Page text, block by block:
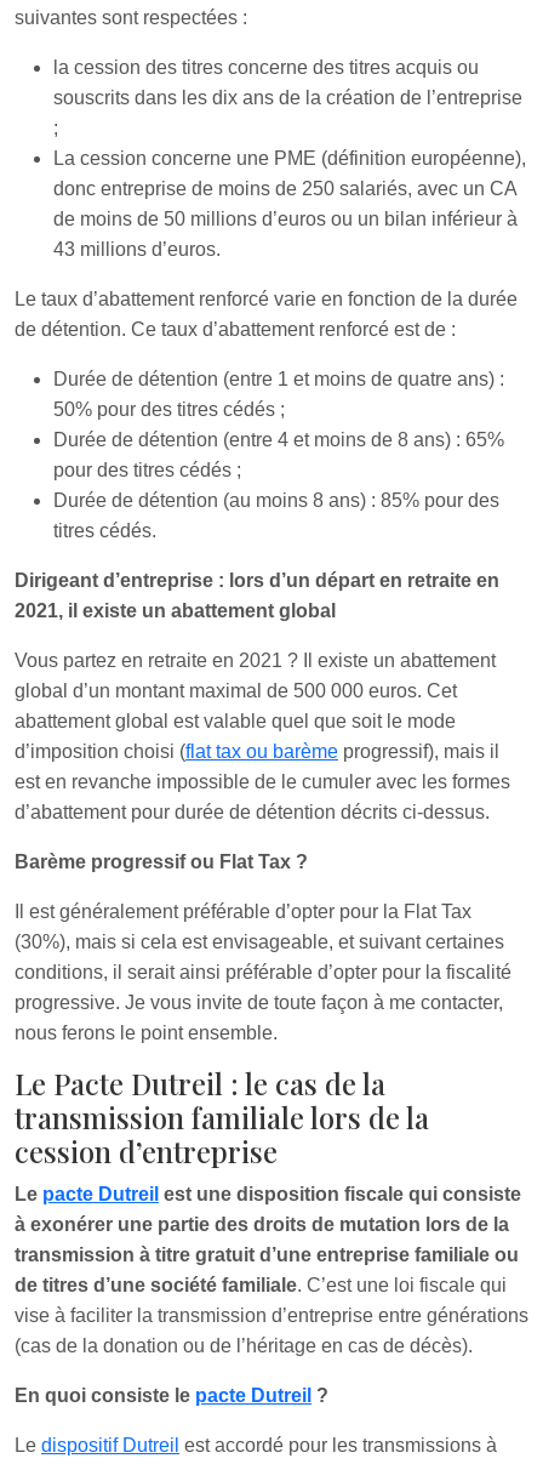
suivantes sont respectées :
la cession des titres concerne des titres acquis ou
souscrits dans les dix ans de la création de l’entreprise
;
La cession concerne une PME (définition européenne),
donc entreprise de moins de 250 salariés, avec un CA
de moins de 50 millions d’euros ou un bilan inférieur à
43 millions d’euros.
Le taux d’abattement renforcé varie en fonction de la durée
de détention. Ce taux d’abattement renforcé est de :
Durée de détention (entre 1 et moins de quatre ans) :
50% pour des titres cédés ;
Durée de détention (entre 4 et moins de 8 ans) : 65%
pour des titres cédés ;
Durée de détention (au moins 8 ans) : 85% pour des
titres cédés.
Dirigeant d’entreprise : lors d’un départ en retraite en
2021, il existe un abattement global
Vous partez en retraite en 2021 ? Il existe un abattement
global d’un montant maximal de 500 000 euros. Cet
abattement global est valable quel que soit le mode
d’imposition choisi (flat tax ou barème progressif), mais il
est en revanche impossible de le cumuler avec les formes
d’abattement pour durée de détention décrits ci-dessus.
Barème progressif ou Flat Tax ?
Il est généralement préférable d’opter pour la Flat Tax
(30%), mais si cela est envisageable, et suivant certaines
conditions, il serait ainsi préférable d’opter pour la fiscalité
progressive. Je vous invite de toute façon à me contacter,
nous ferons le point ensemble.
Le Pacte Dutreil : le cas de la
transmission familiale lors de la
cession d’entreprise
Le pacte Dutreil est une disposition fiscale qui consiste
à exonérer une partie des droits de mutation lors de la
transmission à titre gratuit d’une entreprise familiale ou
de titres d’une société familiale. C’est une loi fiscale qui
vise à faciliter la transmission d’entreprise entre générations
(cas de la donation ou de l’héritage en cas de décès).
En quoi consiste le pacte Dutreil ?
Le dispositif Dutreil est accordé pour les transmissions à